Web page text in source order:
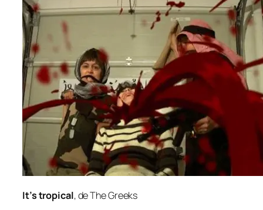
It’s tro­pi­cal, de The Greeks